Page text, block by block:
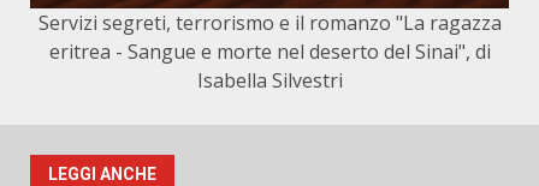
Servizi segreti, terrorismo e il romanzo "La ragazza
eritrea - Sangue e morte nel deserto del Sinai", di
Isabella Silvestri
LEGGI ANCHE